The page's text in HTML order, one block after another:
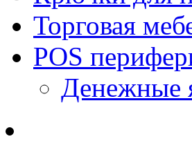
Торговая
POS
Денежные